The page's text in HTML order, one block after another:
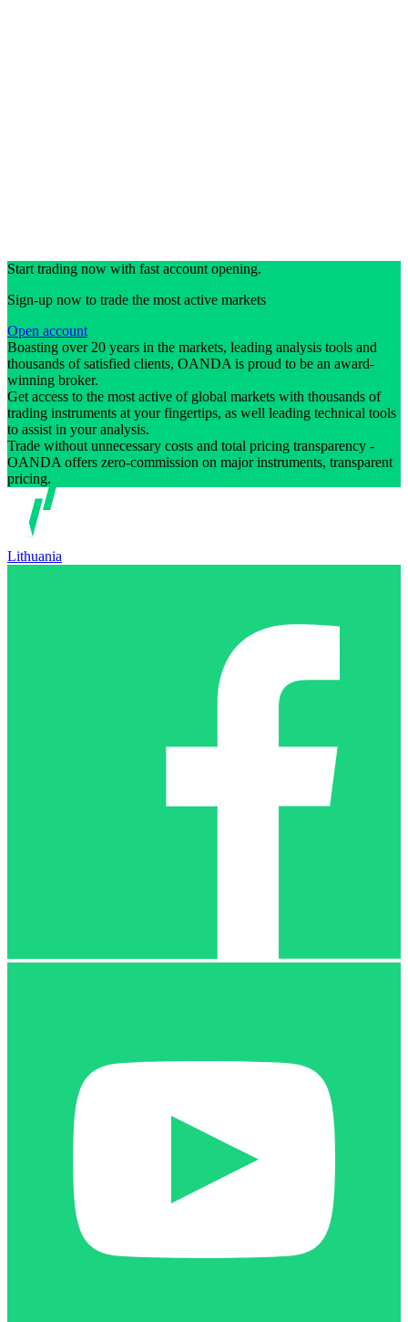
Start trading now with fast account opening.
Sign-up now to trade the most active markets
Open account
Boasting over 20 years in the markets, leading analysis tools and
thousands of satisfied clients, OANDA is proud to be an award-
winning broker.
Get access to the most active of global markets with thousands of
trading instruments at your fingertips, as well leading technical tools
to assist in your analysis.
Trade without unnecessary costs and total pricing transparency -
OANDA offers zero-commission on major instruments, transparent
pricing.
Lithuania